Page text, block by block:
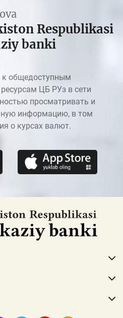
Respublikasi
banki
к общедоступным
ЦБ РУз в сети
просматривать и
информацию, в том
о курсах валют.